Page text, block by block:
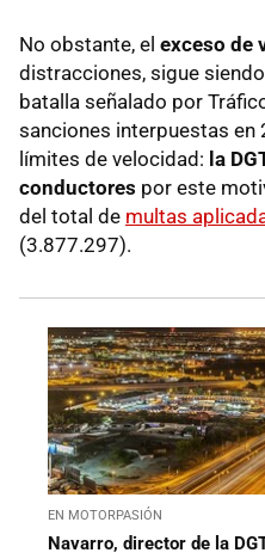
No obstante, el exceso de
distracciones, sigue
batalla señalado por
sanciones interpuestas
límites de velocidad: la
conductores por este
del total de multas
(3.877.297).
EN MOTORPASIÓN
Navarro, director de la